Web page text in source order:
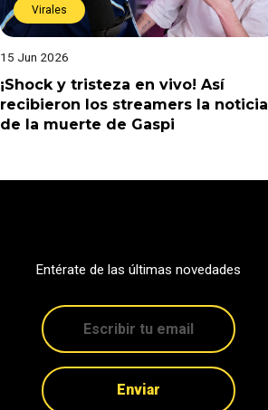
Virales
15 Jun 2026
¡Shock y tristeza en vivo! Así
recibieron los streamers la noticia
de la muerte de Gaspi
Entérate de las últimas novedades
Enviar